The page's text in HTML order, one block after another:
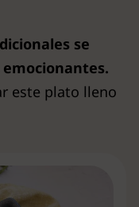
se
este plato lleno